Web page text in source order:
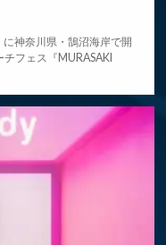
神奈川県・鵠沼海岸で開
フェス『MURASAKI